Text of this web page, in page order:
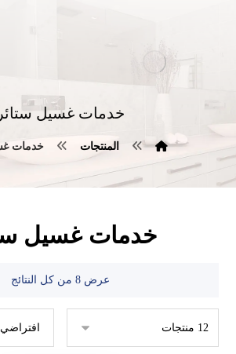
خدمات غسيل ستائر
المنتجات خدمات
خدمات غسيل
عرض ⁦8⁩ من كل النتائج